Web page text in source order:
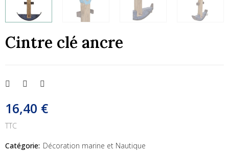
Cintre clé ancre
16,40 €
TTC
Catégorie: Décoration marine et Nautique